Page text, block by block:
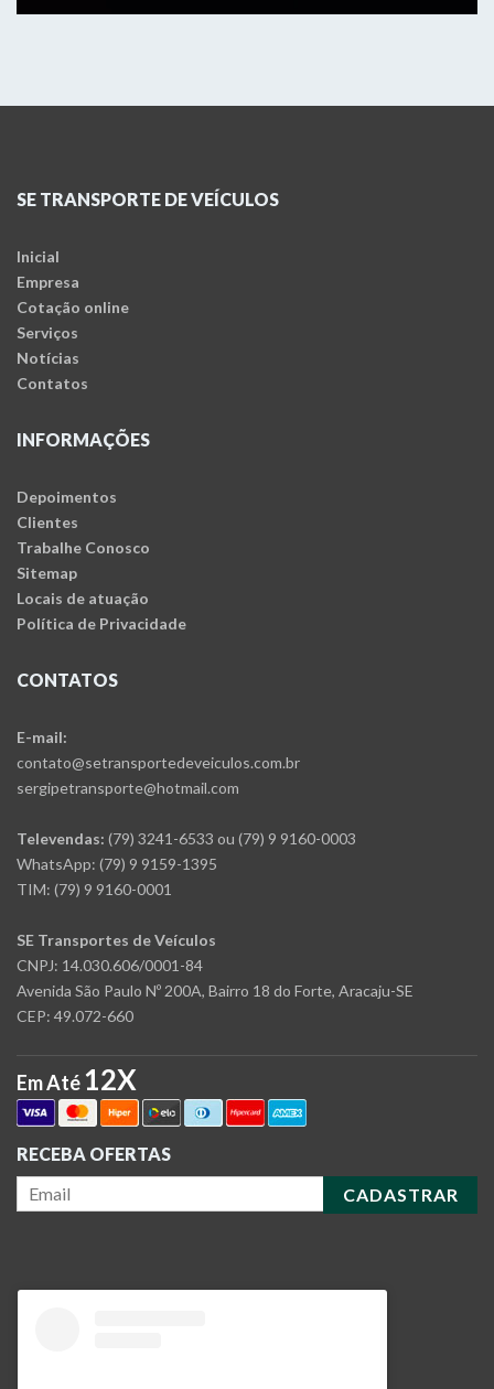
SE TRANSPORTE DE VEÍCULOS
Inicial
Empresa
Cotação online
Serviços
Notícias
Contatos
INFORMAÇÕES
Depoimentos
Clientes
Trabalhe Conosco
Sitemap
Locais de atuação
Política de Privacidade
CONTATOS
E-mail:
contato@setransportedeveiculos.com.br
sergipetransporte@hotmail.com
Televendas: (79) 3241-6533 ou (79) 9 9160-0003
WhatsApp: (79) 9 9159-1395
TIM: (79) 9 9160-0001
SE Transportes de Veículos
CNPJ: 14.030.606/0001-84
Avenida São Paulo Nº 200A, Bairro 18 do Forte, Aracaju-SE
CEP: 49.072-660
Em Até 12X
RECEBA OFERTAS
CADASTRAR